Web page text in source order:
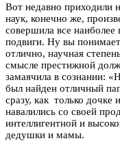
Вот недавно приходили
наук, конечно же,
совершила все
подвиги. Ну вы
отлично, научная
смысле престижной
замаячила в сознании:
был найден отличный
сразу, как только дочке
навалились со своей
интеллигентной и
дедушки и мамы.